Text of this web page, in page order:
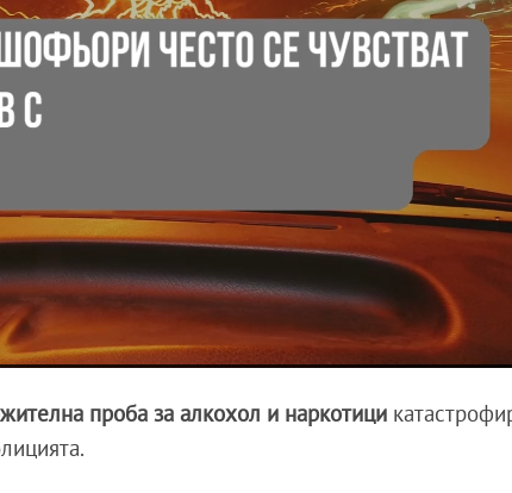
проба за алкохол и наркотици